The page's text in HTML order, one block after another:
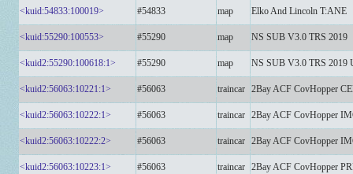
<kuid:54833:100019> #54833 map Elko And Lincoln T:ANE
<kuid:55290:100553> #55290 map NS SUB V3.0 TRS 2019
<kuid2:55290:100618:1> #55290 map NS SUB V3.0 TRS 2019
<kuid2:56063:10221:1> #56063 traincar 2Bay ACF CovHopper
<kuid2:56063:10222:1> #56063 traincar 2Bay ACF CovHopper
<kuid2:56063:10222:2> #56063 traincar 2Bay ACF CovHopper
<kuid2:56063:10223:1> #56063 traincar 2Bay ACF CovHopper